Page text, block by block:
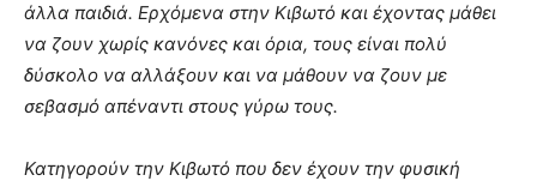
άλλα παιδιά. Ερχόμενα στην Κιβωτό και έχοντας μάθει
να ζουν χωρίς κανόνες και όρια, τους είναι πολύ
δύσκολο να αλλάξουν και να μάθουν να ζουν με
σεβασμό απέναντι στους γύρω τους.
Κατηγορούν την Κιβωτό που δεν έχουν την φυσική